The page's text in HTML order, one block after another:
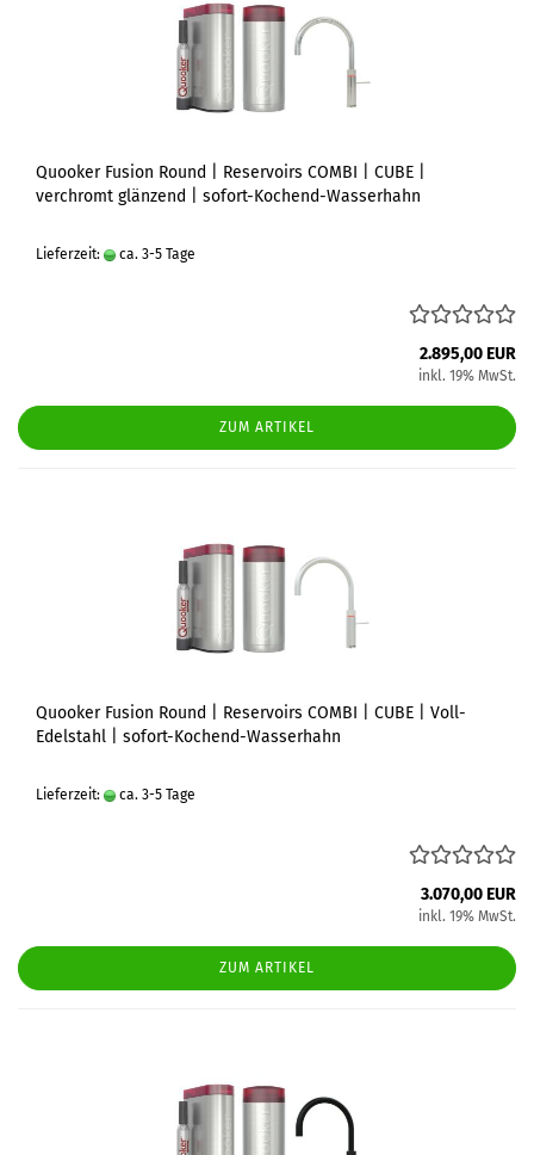
Quooker Fusion Round | Reservoirs COMBI | CUBE |
verchromt glänzend | sofort-Kochend-Wasserhahn
Lieferzeit: ca. 3-5 Tage
2.895,00 EUR
inkl. 19% MwSt.
ZUM ARTIKEL
Quooker Fusion Round | Reservoirs COMBI | CUBE | Voll-
Edelstahl | sofort-Kochend-Wasserhahn
Lieferzeit: ca. 3-5 Tage
3.070,00 EUR
inkl. 19% MwSt.
ZUM ARTIKEL